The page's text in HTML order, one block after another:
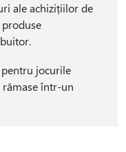
ale achizițiilor de
jocurile
într-un